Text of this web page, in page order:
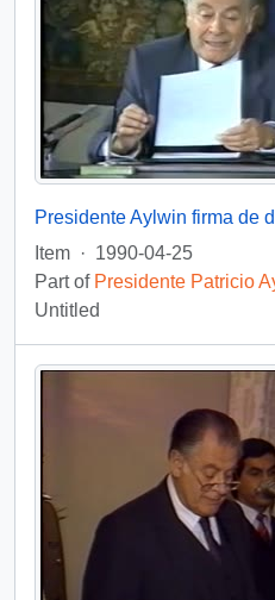
Item · 1990-04-25
Part of Presidente Patricio
Untitled